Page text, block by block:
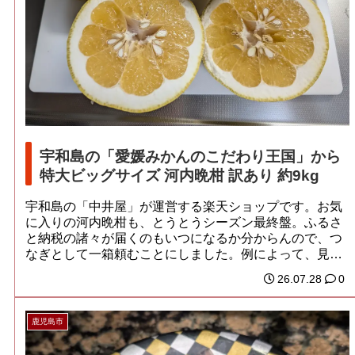
宇和島の「愛媛みかんのこだわり王国」から
特大ビッグサイズ 河内晩柑 訳あり 約9kg
宇和島の「中井屋」が運営する楽天ショップです。お気
に入りの河内晩柑も、とうとうシーズン最終盤。ふるさ
と納税の諸々が届くのもいつになるか分からんので、つ
なぎとして一箱頼むことにしました。例によって、見
26.07.28 0
鹿児島市